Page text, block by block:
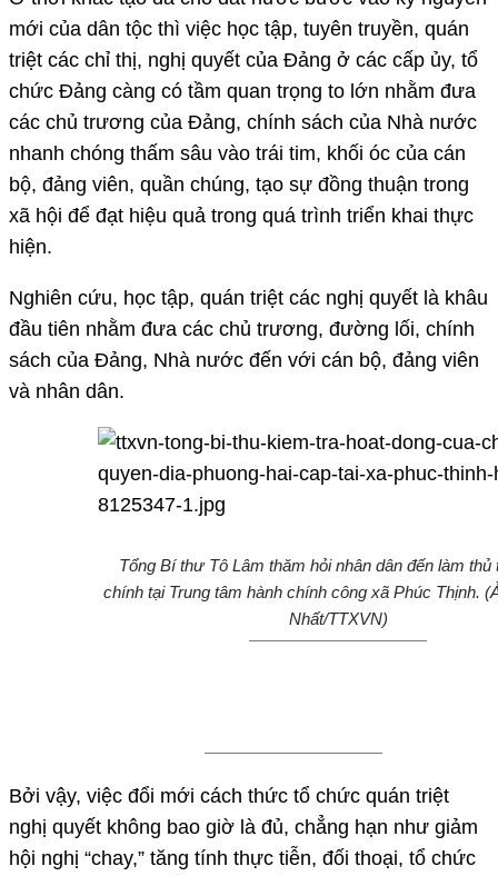
mới của dân tộc thì việc học tập, tuyên truyền, quán
triệt các chỉ thị, nghị quyết của Đảng ở các cấp ủy, tổ
chức Đảng càng có tầm quan trọng to lớn nhằm đưa
các chủ trương của Đảng, chính sách của Nhà nước
nhanh chóng thấm sâu vào trái tim, khối óc của cán
bộ, đảng viên, quần chúng, tạo sự đồng thuận trong
xã hội để đạt hiệu quả trong quá trình triển khai thực
hiện.
Nghiên cứu, học tập, quán triệt các nghị quyết là khâu
đầu tiên nhằm đưa các chủ trương, đường lối, chính
sách của Đảng, Nhà nước đến với cán bộ, đảng viên
và nhân dân.
Tổng Bí thư Tô Lâm thăm hỏi nhân dân đến làm thủ
chính tại Trung tâm hành chính công xã Phúc Thịnh.
Nhất/TTXVN)
Bởi vậy, việc đổi mới cách thức tổ chức quán triệt
nghị quyết không bao giờ là đủ, chẳng hạn như giảm
hội nghị “chay,” tăng tính thực tiễn, đối thoại, tổ chức